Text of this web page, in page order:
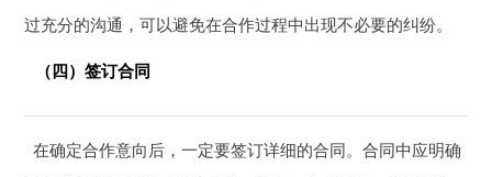
过充分的沟通，可以避免在合作过程中出现不必要的纠纷。
（四）签订合同
在确定合作意向后，一定要签订详细的合同。合同中应明确